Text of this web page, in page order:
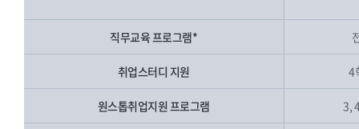
직무교육 프로그램*
취업스터디 지원 4
원스톱취업지원 프로그램 3,